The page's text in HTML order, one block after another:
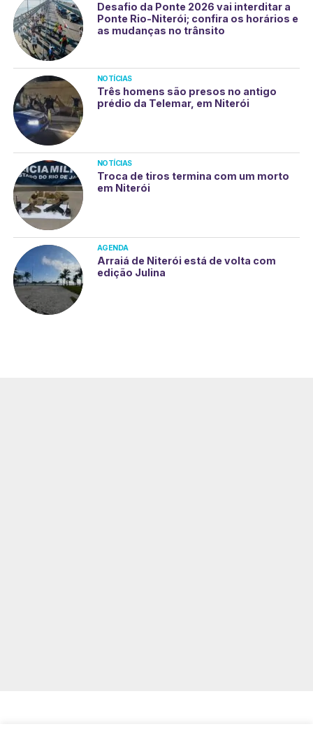
Desafio da Ponte 2026 vai interditar a
Ponte Rio-Niterói; confira os horários e
as mudanças no trânsito
NOTÍCIAS
Três homens são presos no antigo
prédio da Telemar, em Niterói
NOTÍCIAS
Troca de tiros termina com um morto
em Niterói
AGENDA
Arraiá de Niterói está de volta com
edição Julina